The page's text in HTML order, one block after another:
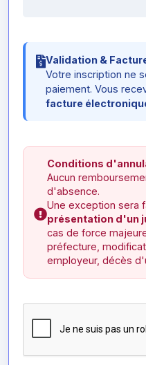
Validation &
Votre inscription ne
paiement. Vous
facture
Conditions
Aucun
d'absence.
Une exception sera
présentation d'un
cas de force
préfecture,
employeur, décès